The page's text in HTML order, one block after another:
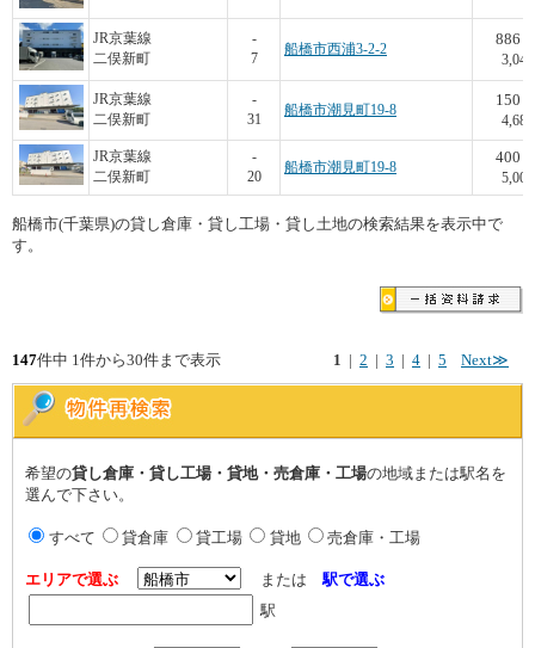
JR京葉線
二俣新町
-
7
船橋市西浦3-2-2
886
3,047
JR京葉線
二俣新町
-
31
船橋市潮見町19-8
150
4,686
JR京葉線
二俣新町
-
20
船橋市潮見町19-8
400
5,000
船橋市(千葉県)の貸し倉庫・貸し工場・貸し土地の検索結果を表示中で
す。
1 | 2 | 3 | 4 | 5 Next≫
147件中 1件から30件まで表示
希望の貸し倉庫・貸し工場・貸地・売倉庫・工場の地域または駅名を
選んで下さい。
すべて 貸倉庫 貸工場 貸地 売倉庫・工場
エリアで選ぶ または 駅で選ぶ
駅